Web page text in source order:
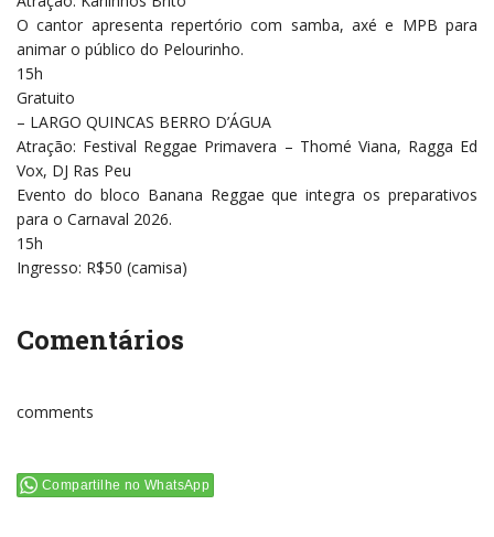
O cantor apresenta repertório com samba, axé e MPB para
animar o público do Pelourinho.
15h
Gratuito
– LARGO QUINCAS BERRO D’ÁGUA
Atração: Festival Reggae Primavera – Thomé Viana, Ragga Ed
Vox, DJ Ras Peu
Evento do bloco Banana Reggae que integra os preparativos
para o Carnaval 2026.
15h
Ingresso: R$50 (camisa)
Comentários
comments
Compartilhe no WhatsApp